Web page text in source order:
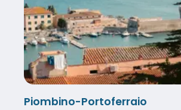
Piombino-Portoferraio